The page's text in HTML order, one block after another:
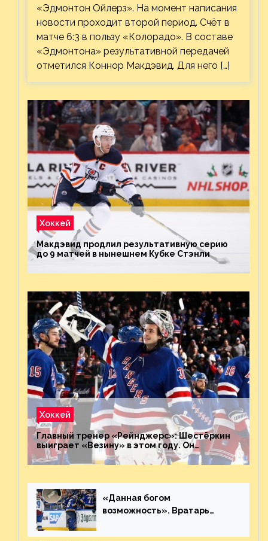
«Эдмонтон Ойлерз». На момент написания
новости проходит второй период. Счёт в
матче 6:3 в пользу «Колорадо». В составе
«Эдмонтона» результативной передачей
отметился Коннор Макдэвид. Для него […]
Хоккей
Макдэвид продлил результативную серию
до 9 матчей в нынешнем Кубке Стэнли
Хоккей
Главный тренер «Рейнджерс»: Шестёркин
выиграет «Везину» в этом году. Он
невероятен
«Данная богом
возможность». Вратарь
броске бутылкой в Кадри